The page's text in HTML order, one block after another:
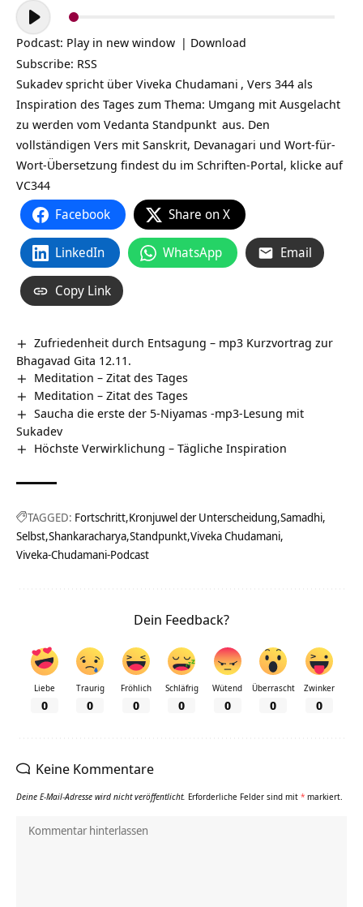
Audio-
Player
Podcast: Play in new window | Download
Subscribe: RSS
Sukadev spricht über Viveka Chudamani , Vers 344 als
Inspiration des Tages zum Thema: Umgang mit Ausgelacht
zu werden vom Vedanta Standpunkt aus. Den
vollständigen Vers mit Sanskrit, Devanagari und Wort-für-
Wort-Übersetzung findest du im Schriften-Portal, klicke auf
VC344
Facebook Share on X
LinkedIn WhatsApp Email
Copy Link
Zufriedenheit durch Entsagung – mp3 Kurzvortrag zur
Bhagavad Gita 12.11.
Meditation – Zitat des Tages
Meditation – Zitat des Tages
Saucha die erste der 5-Niyamas -mp3-Lesung mit
Sukadev
Höchste Verwirklichung – Tägliche Inspiration
TAGGED: Fortschritt Kronjuwel der Unterscheidung Samadhi
Selbst Shankaracharya Standpunkt Viveka Chudamani
Viveka-Chudamani-Podcast
Dein Feedback?
Liebe
0
Traurig
0
Fröhlich
0
Schläfrig
0
Wütend
0
Überrascht
0
Zwinker
0
Keine Kommentare
Deine E-Mail-Adresse wird nicht veröffentlicht. Erforderliche Felder sind mit * markiert.